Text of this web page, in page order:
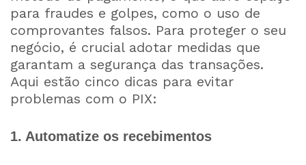
para fraudes e golpes, como o uso de
comprovantes falsos. Para proteger o seu
negócio, é crucial adotar medidas que
garantam a segurança das transações.
Aqui estão cinco dicas para evitar
problemas com o PIX:
1. Automatize os recebimentos